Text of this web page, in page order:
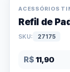
ACESSÓRIOS
Refil de
SKU: 27175
R$ 11,90